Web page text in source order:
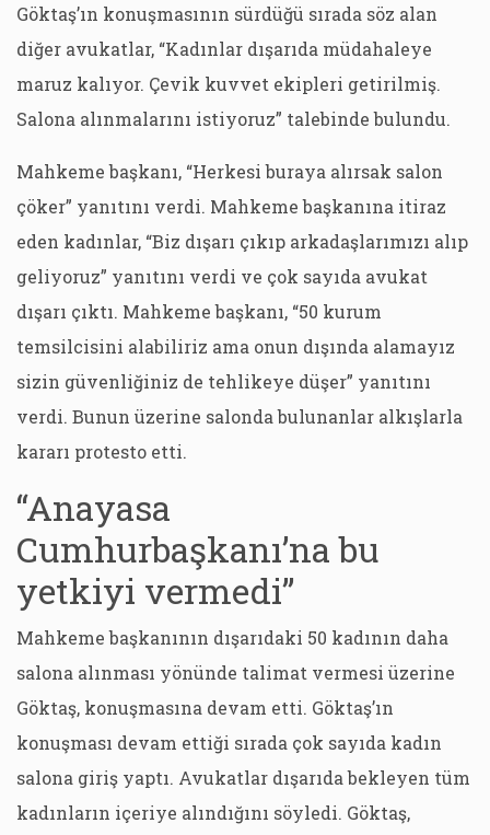
Göktaş’ın konuşmasının sürdüğü sırada söz alan
diğer avukatlar, “Kadınlar dışarıda müdahaleye
maruz kalıyor. Çevik kuvvet ekipleri getirilmiş.
Salona alınmalarını istiyoruz” talebinde bulundu.
Mahkeme başkanı, “Herkesi buraya alırsak salon
çöker” yanıtını verdi. Mahkeme başkanına itiraz
eden kadınlar, “Biz dışarı çıkıp arkadaşlarımızı alıp
geliyoruz” yanıtını verdi ve çok sayıda avukat
dışarı çıktı. Mahkeme başkanı, “50 kurum
temsilcisini alabiliriz ama onun dışında alamayız
sizin güvenliğiniz de tehlikeye düşer” yanıtını
verdi. Bunun üzerine salonda bulunanlar alkışlarla
kararı protesto etti.
“Anayasa
Cumhurbaşkanı’na bu
yetkiyi vermedi”
Mahkeme başkanının dışarıdaki 50 kadının daha
salona alınması yönünde talimat vermesi üzerine
Göktaş, konuşmasına devam etti. Göktaş’ın
konuşması devam ettiği sırada çok sayıda kadın
salona giriş yaptı. Avukatlar dışarıda bekleyen tüm
kadınların içeriye alındığını söyledi. Göktaş,